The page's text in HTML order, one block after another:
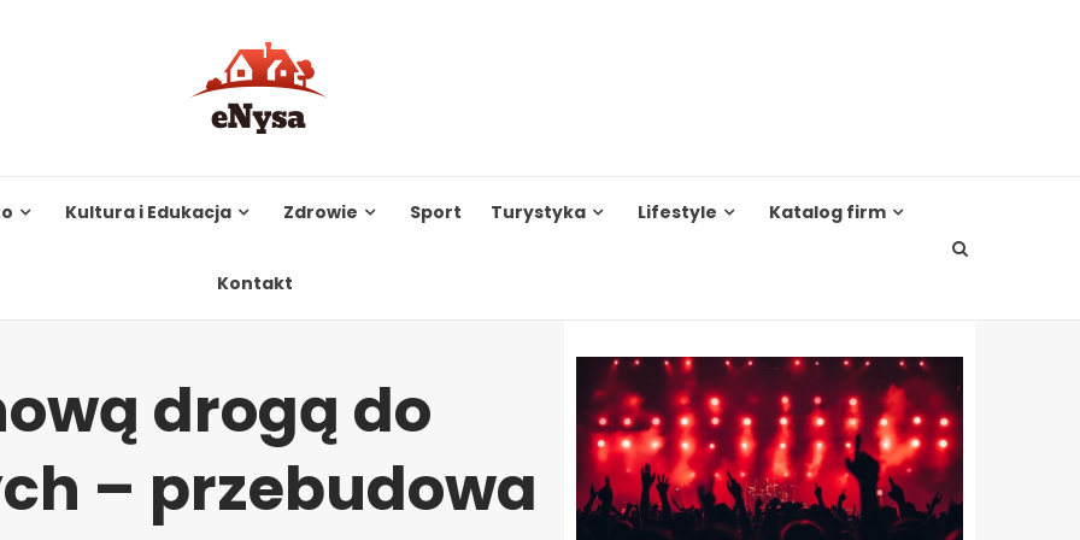
Kultura i Edukacja Zdrowie Sport Turystyka Lifestyle Katalog firm
Kontakt
drogą do
– przebudowa